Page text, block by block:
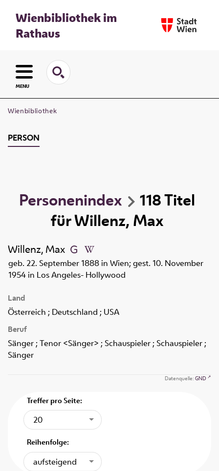
Wienbibliothek im
Rathaus
MENU
Wienbibliothek
PERSON
Personenindex 118Titel
fürWillenz, Max
Willenz, Max
geb. 22. September 1888 in Wien; gest. 10. November
1954 in Los Angeles- Hollywood
Land
Österreich ; Deutschland ; USA
Beruf
Sänger ; Tenor <Sänger> ; Schauspieler ; Schauspieler ;
Sänger
Datenquelle: GND
Treffer pro Seite:
20
Reihenfolge:
aufsteigend